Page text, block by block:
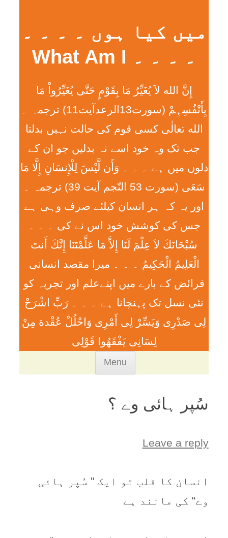
میں کیا ہوں ۔ ۔ ۔ ۔
۔ ۔ ۔ ۔ What Am I
إِنَّ الله لاَ يُغَيِّرُ مَا بِقَوْمٍ حَتَّی يُغَيِّرُواْ مَا
بِأَنْفُسِہِمْ (سورت13الرعدآیت11) ترجمہ ۔
الله تعالٰی کسی قوم کی حالت نہیں بدلتا
جب تک وہ خود اسے نہ بدلیں جو ان کے
دلوں میں ہے ۔ ۔ ۔ وَأَن لَّيْسَ لِلْإِنسَانِ إِلَّا مَا
سَعَی (سورت 53 النّجم آیت 39) ترجمہ ۔
اور یہ کہ ہر انسان کیلئے صرف وہی ہے
جس کی کوشش خود اس نے کی ۔ ۔ ۔
سُبْحَانَكَ لاَ عِلْمَ لَنَا إِلاَّ مَا عَلَّمْتَنَا إِنَّكَ أَنتَ
الْعَلِيمُ الْحَكِيمُ ۔ ۔ ۔ ميرا مقصد انسانی
فرائض کے بارے میں اپنےعلم اور تجربہ کو
نئی نسل تک پہنچانا ہے ۔ ۔ ۔ رَبِّ اشْرَحْ
لِی صَدْرِی وَيَسِّرْ لِی أَمْرِی وَاحْلُلْ عُقْدة مِنْ
لِسَانِی يَفْقَھُوا قَوْلِی
Menu
content
سُپر ہائی وے ؟
Leave a reply
انسان کا قلب تو ایک ” سُپر ہائی
وے“ کی مانند ہے